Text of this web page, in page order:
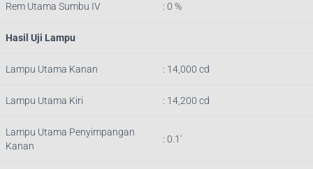
Rem Utama Sumbu IV : 0 %
Hasil Uji Lampu
Lampu Utama Kanan : 14,000 cd
Lampu Utama Kiri : 14,200 cd
Lampu Utama Penyimpangan
Kanan
: 0.1′